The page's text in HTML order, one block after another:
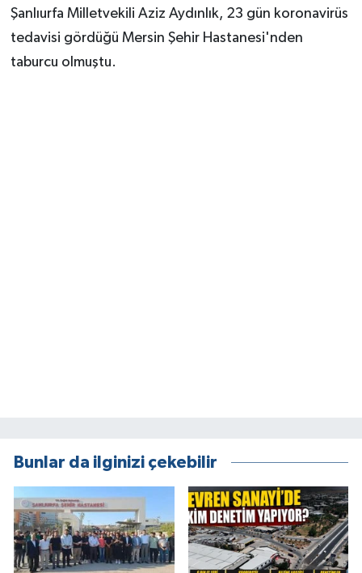
Şanlıurfa Milletvekili Aziz Aydınlık, 23 gün koronavirüs
tedavisi gördüğü Mersin Şehir Hastanesi'nden
taburcu olmuştu.
Bunlar da ilginizi çekebilir